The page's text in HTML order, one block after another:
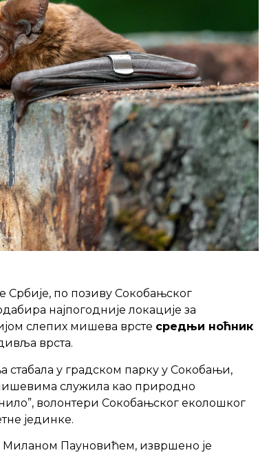
по позиву Сокобањског
најпогодније локације за
слепих мишева врсте средњи ноћник
врста.
стабала у градском парку у Сокобањи,
служила као природно
волонтери Сокобањског еколошког
јединке.
Пауновићем, извршено је